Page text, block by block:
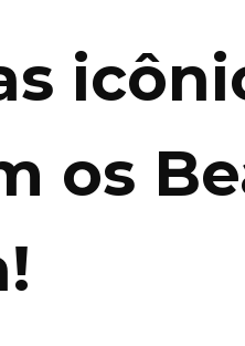
os